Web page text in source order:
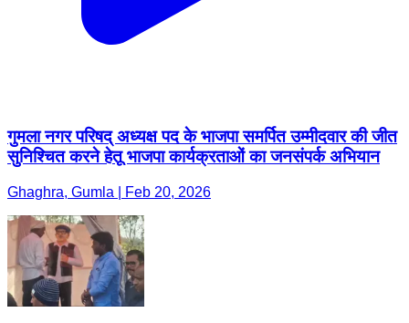
गुमला नगर परिषद् अध्यक्ष पद के भाजपा समर्पित उम्मीदवार की जीत
सुनिश्चित करने हेतू भाजपा कार्यक्रताओं का जनसंपर्क अभियान
Ghaghra, Gumla | Feb 20, 2026